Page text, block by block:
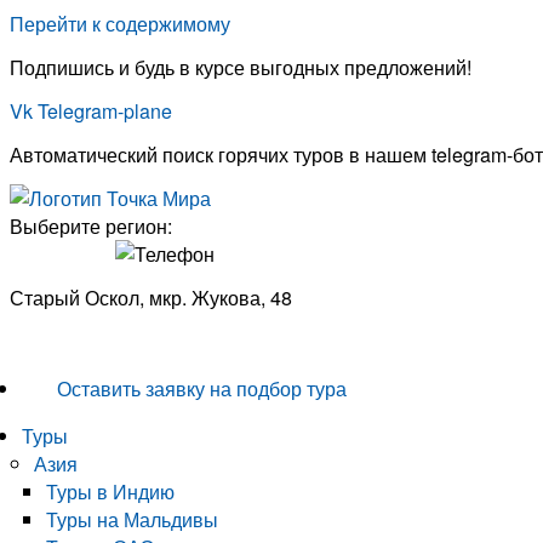
Перейти к содержимому
Подпишись и будь в курсе выгодных предложений!
VkTelegram-plane
Автоматический поиск горячих туров в нашем telegram-
Выберите регион:
Старый Оскол, мкр. Жукова, 48
Оставить заявку на подбор тура
Туры
Азия
Туры в Индию
Туры на Мальдивы